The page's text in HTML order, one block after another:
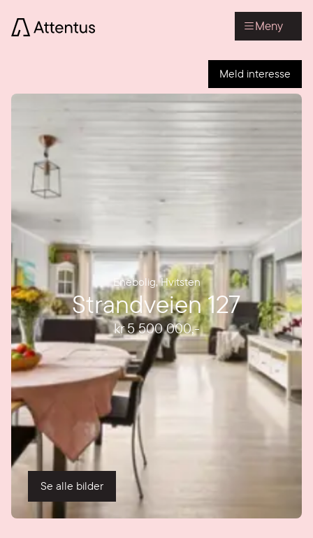
Meny
Meld interesse
Enebolig,Hvitsten
Strandveien 127
kr 5 500 000,-
Se alle bilder